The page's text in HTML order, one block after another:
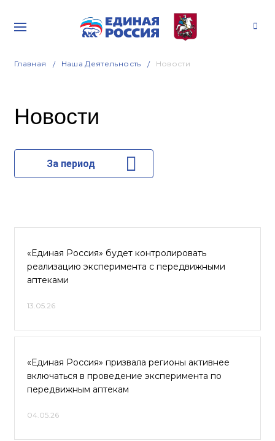
Главная Наша Деятельность Новости
Новости
За период
«Единая Россия» будет контролировать
реализацию эксперимента с передвижными
аптеками
13.05.26
«Единая Россия» призвала регионы активнее
включаться в проведение эксперимента по
передвижным аптекам
04.05.26